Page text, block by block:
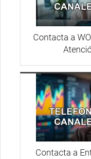
Contacta a
Contacta a